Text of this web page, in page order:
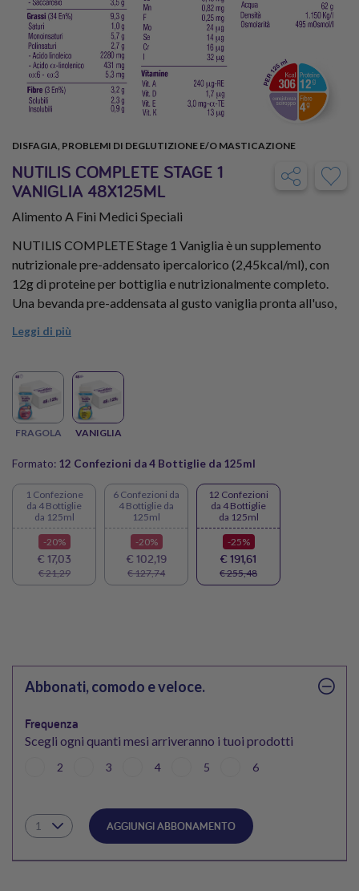
DISFAGIA, PROBLEMI DI DEGLUTIZIONE E/O MASTICAZIONE
NUTILIS COMPLETE STAGE 1
VANIGLIA 48X125ML
Alimento A Fini Medici Speciali
NUTILIS COMPLETE Stage 1 Vaniglia è un supplemento
nutrizionale pre-addensato ipercalorico (2,45kcal/ml), con
12g di proteine per bottiglia e nutrizionalmente completo.
Una bevanda pre-addensata al gusto vaniglia pronta all'uso,
chi ha problemi di deglutizione e masticazione. Priva di
Fai scorta di NUTILIS COMPLETE STAGE 1 con il Kit gusto
VANIGLIA da 48 Bottiglie e approfitta dello sconto scorta!
Leggi di più
FRAGOLA VANIGLIA
Formato: 12 Confezioni da 4 Bottiglie da 125ml
1 Confezione
da 4 Bottiglie
da 125ml
-20%
€ 17,03
€ 21,29
6 Confezioni da
4 Bottiglie da
125ml
-20%
€ 102,19
€ 127,74
12 Confezioni
da 4 Bottiglie
da 125ml
-25%
€ 191,61
€ 255,48
Abbonati, comodo e veloce.
Frequenza
Scegli ogni quanti mesi arriveranno i tuoi prodotti
2 3 4 5 6
AGGIUNGI ABBONAMENTO